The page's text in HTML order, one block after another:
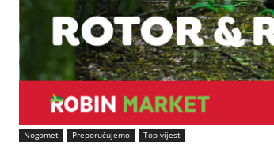
Nogomet Preporučujemo Top vijest